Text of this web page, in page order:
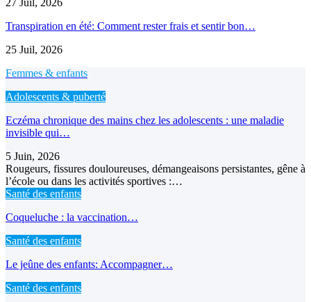
Transpiration en été: Comment rester frais et sentir bon…
25 Juil, 2026
Femmes & enfants
Adolescents & puberté
Eczéma chronique des mains chez les adolescents : une maladie
invisible qui…
5 Juin, 2026
Rougeurs, fissures douloureuses, démangeaisons persistantes, gêne à
l’école ou dans les activités sportives :…
Santé des enfants
Coqueluche : la vaccination…
Santé des enfants
Le jeûne des enfants: Accompagner…
Santé des enfants